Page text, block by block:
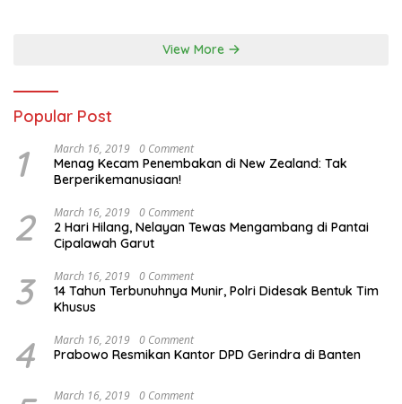
View More
Popular Post
1 March 16, 2019 0 Comment
Menag Kecam Penembakan di New Zealand: Tak
Berperikemanusiaan!
2 March 16, 2019 0 Comment
2 Hari Hilang, Nelayan Tewas Mengambang di Pantai
Cipalawah Garut
3 March 16, 2019 0 Comment
14 Tahun Terbunuhnya Munir, Polri Didesak Bentuk Tim
Khusus
4 March 16, 2019 0 Comment
Prabowo Resmikan Kantor DPD Gerindra di Banten
March 16, 2019 0 Comment